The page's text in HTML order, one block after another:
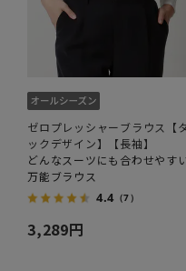
ゼロプレッシャーブラウス【
ックデザイン】【長袖】
どんなスーツにも合わせやす
万能ブラウス
4.4 （7）
3,289円